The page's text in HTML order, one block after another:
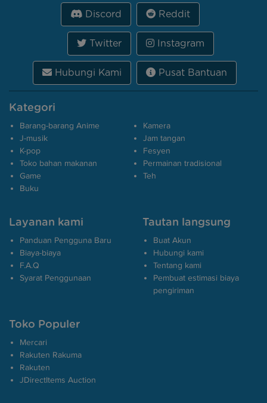
Discord Reddit
Twitter Instagram
Hubungi Kami Pusat Bantuan
Kategori
Barang-barang Anime
J-musik
K-pop
Toko bahan makanan
Game
Buku
Kamera
Jam tangan
Fesyen
Permainan tradisional
Teh
Layanan kami
Panduan Pengguna Baru
Biaya-biaya
F.A.Q
Syarat Penggunaan
Tautan langsung
Buat Akun
Hubungi kami
Tentang kami
Pembuat estimasi biaya
pengiriman
Toko Populer
Mercari
Rakuten Rakuma
Rakuten
JDirectItems Auction